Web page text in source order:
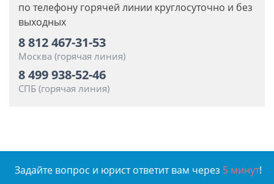
по телефону горячей линии круглосуточно и без
выходных
8 812 467-31-53
Москва (горячая линия)
8 499 938-52-46
СПБ (горячая линия)
Задайте вопрос и юрист ответит вам через 5 минут!